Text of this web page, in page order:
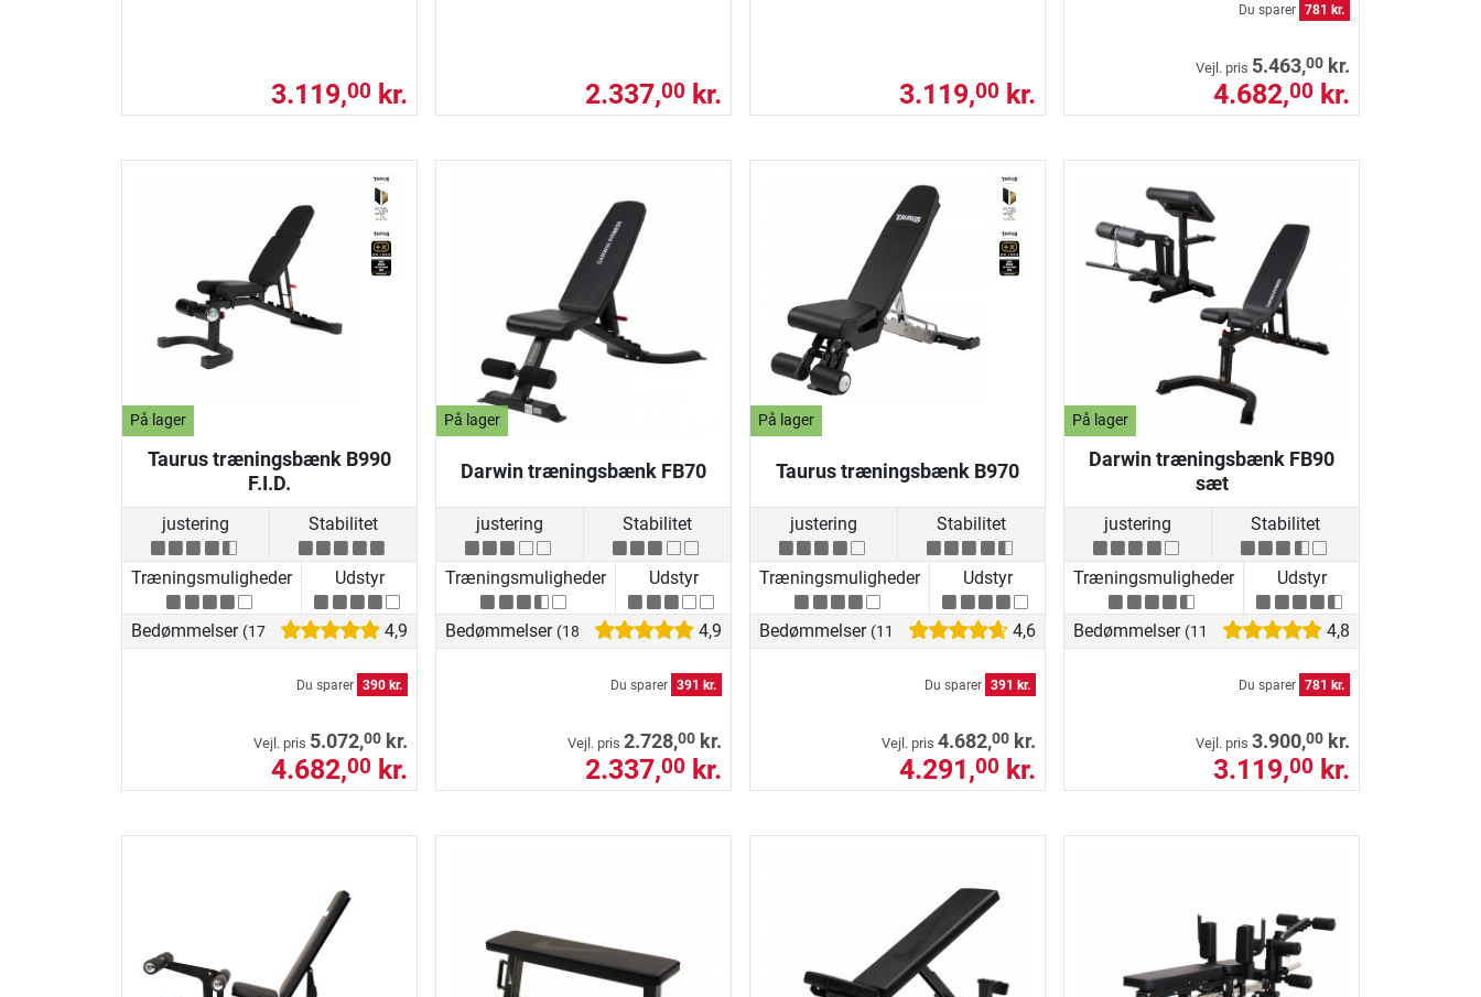
3.119,00 kr. 2.337,00 kr. 3.119,00 kr.
Du sparer 781 kr.
Vejl. pris 5.463,00 kr.
4.682,00 kr.
På lager
Taurus træningsbænk B990
F.I.D.
justering Stabilitet
Træningsmuligheder Udstyr
Bedømmelser (17) 4,9
Du sparer 390 kr.
Vejl. pris 5.072,00 kr.
4.682,00 kr.
På lager
Darwin træningsbænk FB70
justering Stabilitet
Træningsmuligheder Udstyr
Bedømmelser (18) 4,9
Du sparer 391 kr.
Vejl. pris 2.728,00 kr.
2.337,00 kr.
På lager
Taurus træningsbænk B970
justering Stabilitet
Træningsmuligheder Udstyr
Bedømmelser (11) 4,6
Du sparer 391 kr.
Vejl. pris 4.682,00 kr.
4.291,00 kr.
På lager
Darwin træningsbænk FB90
sæt
justering Stabilitet
Træningsmuligheder Udstyr
Bedømmelser (11) 4,8
Du sparer 781 kr.
Vejl. pris 3.900,00 kr.
3.119,00 kr.